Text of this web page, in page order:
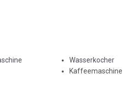
Wasserkocher
Kaffeemaschine